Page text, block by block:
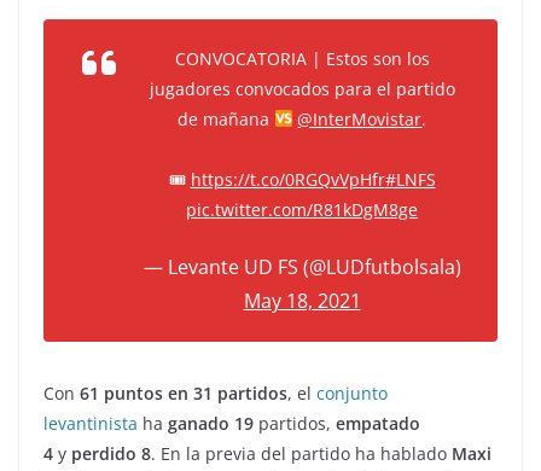
CONVOCATORIA | Estos son los
jugadores convocados para el partido
de mañana
@InterMovistar.
🎟 https://t.co/0RGQvVpHfr#LNFS
pic.twitter.com/R81kDgM8ge
— Levante UD FS (@LUDfutbolsala)
May 18, 2021
Con 61 puntos en 31 partidos, el conjunto
levantinista ha ganado 19 partidos, empatado
4 y perdido 8. En la previa del partido ha hablado Maxi